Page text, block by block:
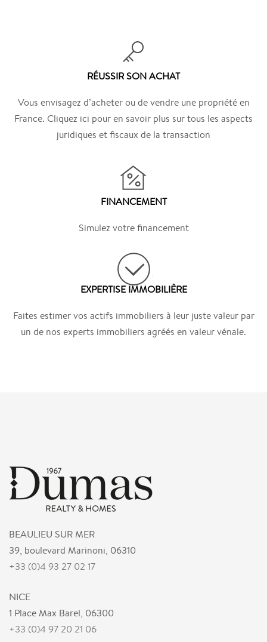
RÉUSSIR SON ACHAT
Vous envisagez d’acheter ou de vendre une propriété en
France. Cliquez ici pour en savoir plus sur tous les aspects
juridiques et fiscaux de la transaction
FINANCEMENT
Simulez votre financement
EXPERTISE IMMOBILIÈRE
Faites estimer vos actifs immobiliers à leur juste valeur par
un de nos experts immobiliers agréés en valeur vénale.
BEAULIEU SUR MER
39, boulevard Marinoni, 06310
+33 (0)4 93 27 02 17
NICE
1 Place Max Barel, 06300
+33 (0)4 97 20 21 06